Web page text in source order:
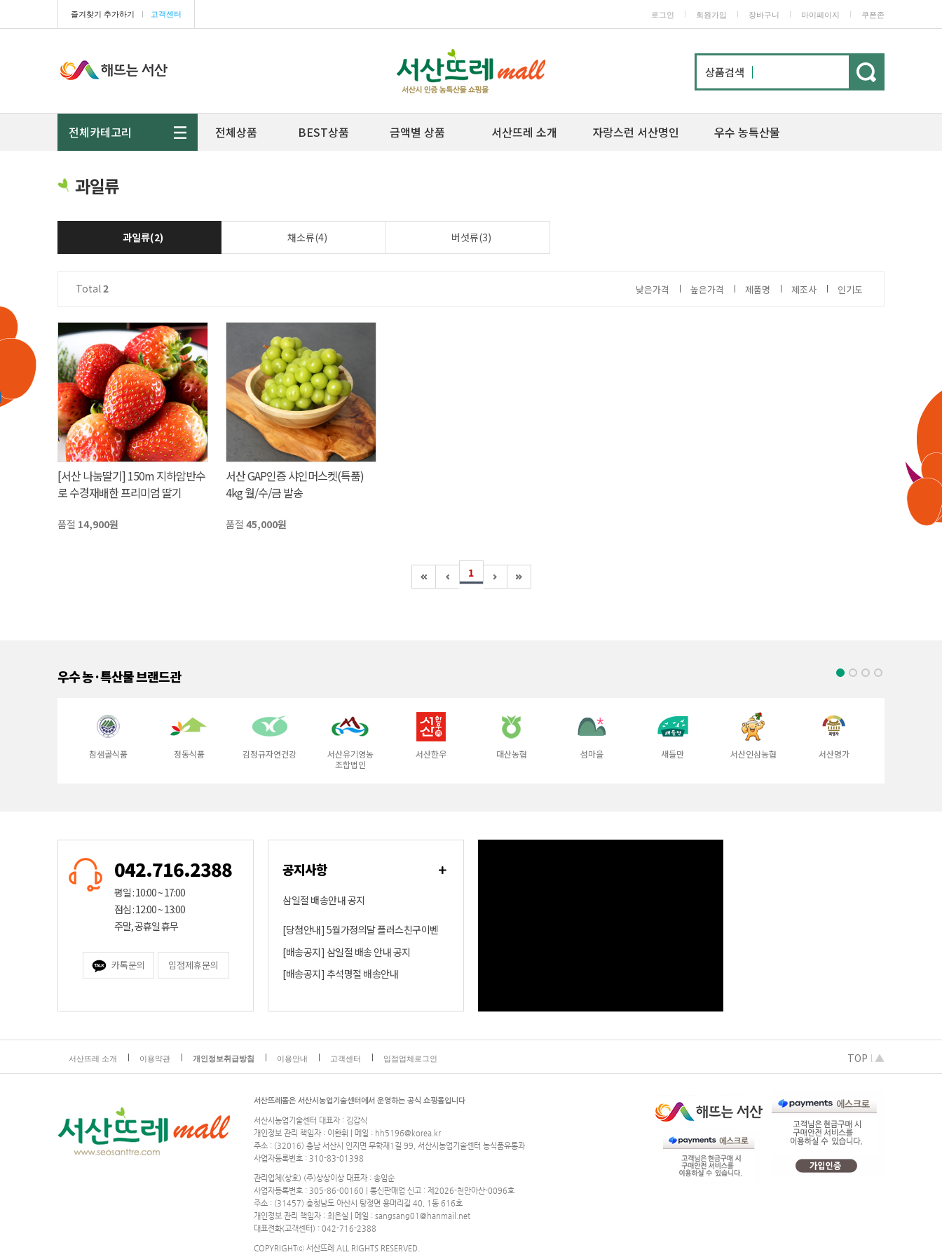
즐겨찾기 추가하기 ㅣ 고객센터 로그인 회원가입 장바구니 마이페이지 쿠폰존
상품검색
전체카테고리 전체상품 BEST상품 금액별 상품 서산뜨레 소개 자랑스런 서산명인 우수 농특산물
과일류
과일류(2) 채소류(4) 버섯류(3)
Total2 낮은가격 높은가격 제품명 제조사 인기도
[서산 나눔딸기] 150m 지하암반수
로 수경재배한 프리미엄 딸기
품절 14,900원
서산 GAP인증 샤인머스켓(특품)
4kg 월/수/금 발송
품절 45,000원
1
우수 농·특산물 브랜드관
참샘골식품 정동식품 김정규자연건강
서산유기영농
조합법인
서산한우 대산농협 섬마을 새들만 서산인삼농협 서산명가
042.716.2388
평일 : 10:00 ~ 17:00
점심 : 12:00 ~ 13:00
주말, 공휴일 휴무
카톡문의 입점제휴문의
공지사항
삼일절 배송안내 공지
[당첨안내] 5월가정의달 플러스친구이벤
[배송공지] 삼일절 배송 안내 공지
[배송공지] 추석명절 배송안내
서산뜨레 소개 이용약관 개인정보취급방침 이용안내 고객센터 입점업체로그인 TOP l ▲
서산뜨레몰은 서산시농업기술센터에서 운영하는 공식 쇼핑몰입니다
서산시농업기술센터 대표자 : 김갑식
개인정보 관리 책임자 : 이환휘 | 메일 : hh5196@korea.kr
주소 : (32016) 충남 서산시 인지면 무학재1길 99, 서산시농업기술센터 농식품유통과
사업자등록번호 : 310-83-01398
관리업체(상호) (주)상상이상 대표자 : 송임순
사업자등록번호 : 305-86-00160 | 통신판매업 신고 : 제2026-천안아산-0096호
주소 : (31457) 충청남도 아산시 탕정면 용머리길 40, 1동 616호
개인정보 관리 책임자 : 최은실 | 메일 : sangsang01@hanmail.net
대표전화(고객센터) : 042-716-2388
COPYRIGHTⓒ 서산뜨레 ALL RIGHTS RESERVED.